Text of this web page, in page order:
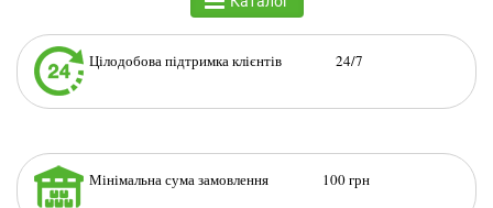
Цілодобова підтримка клієнтів 24/7
Мінімальна сума замовлення 100 грн